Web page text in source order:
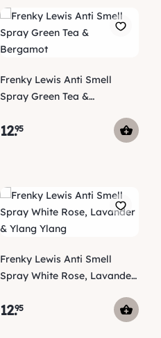
Frenky Lewis Anti Smell
Spray Green Tea &
12.95
Frenky Lewis Anti Smell
Spray White Rose, Lavander
12.95